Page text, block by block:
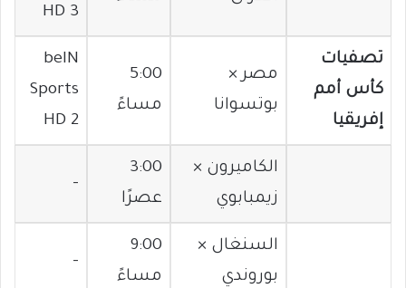
HD 3
تصفيات
كأس أمم
إفريقيا
مصر ×
بوتسوانا
5:00
مساءً
beIN
Sports
HD 2
الكاميرون ×
زيمبابوي
3:00
عصرًا
–
السنغال ×
بوروندي
9:00
مساءً
–